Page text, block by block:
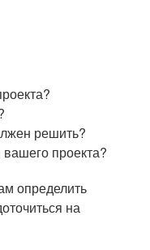
решить?
проекта?
определить
на